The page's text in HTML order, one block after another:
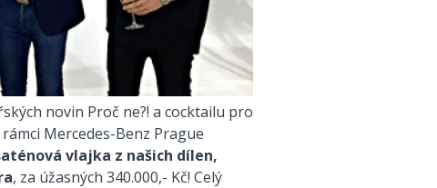
novin Proč ne?! a cocktailu pro
Mercedes-Benz Prague
vlajka z našich dílen,
, za úžasných 340.000,- Kč! Celý